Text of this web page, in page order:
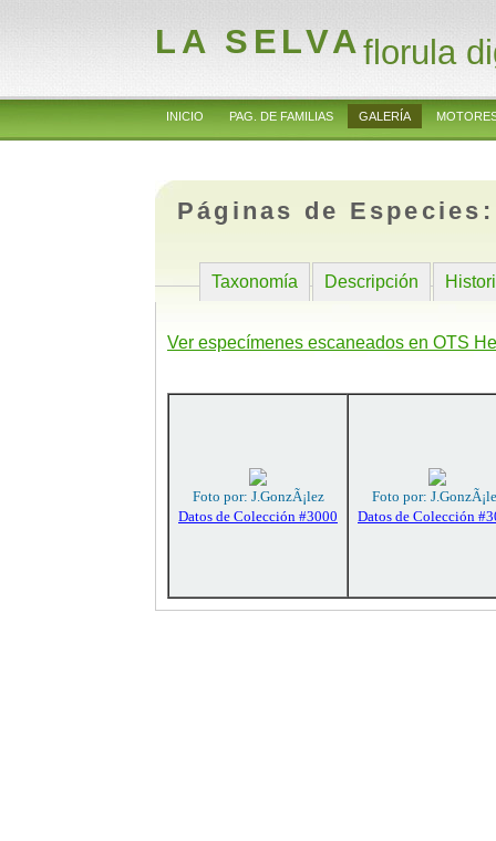
LA SELVAflorula
INICIO PAG. DE FAMILIAS GALERÍA
Páginas de
Taxonomía Descripción
Ver especímenes escaneados en OTS
Foto por: J.GonzÃ¡lez
Datos de Colección #3000
Foto por:
Datos de Colección